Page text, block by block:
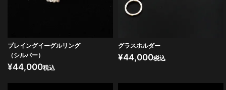
プレイングイーグルリング
（シルバー）
¥44,000税込
グラスホルダー
¥44,000税込